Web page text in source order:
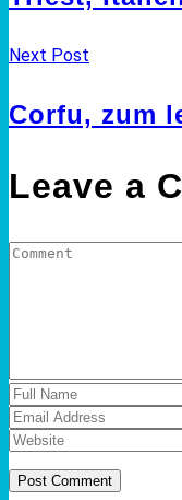
Next Post
Corfu, zum
Leave a